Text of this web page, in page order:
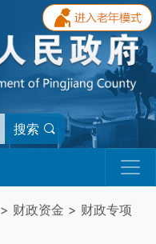
搜索
> 财政资金 > 财政专项